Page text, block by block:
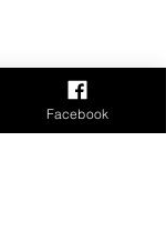
Facebook